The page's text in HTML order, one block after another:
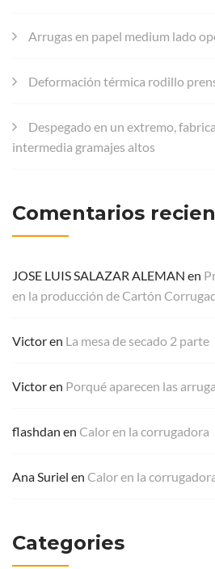
Arrugas en papel medium lado
Deformación térmica rodillo
Despegado en un extremo,
intermedia gramajes altos
Comentarios
JOSE LUIS SALAZAR ALEMAN en
en la producción de Cartón
Victoren La mesa de secado 2 parte
Victoren Porqué aparecen las
flashdan en Calor en la corrugadora
Ana Suriel en Calor en la
Categories